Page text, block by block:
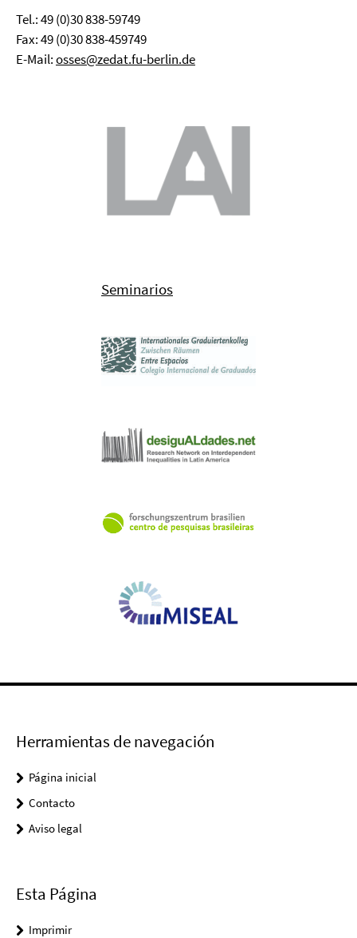
Tel.: 49 (0)30 838-59749
Fax: 49 (0)30 838-459749
E-Mail:osses@zedat.fu-berlin.de
Seminarios
Herramientas de navegación
Página inicial
Contacto
Aviso legal
Esta Página
Imprimir